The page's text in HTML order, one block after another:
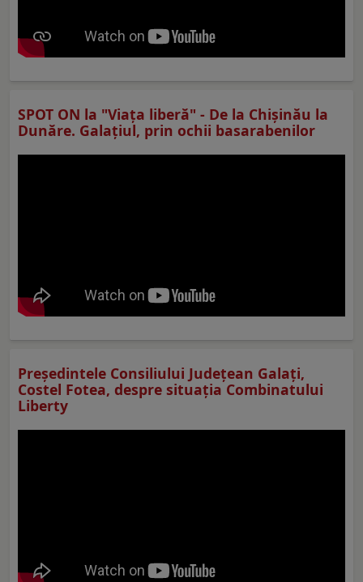
SPOT ON la "Viaţa liberă" - De la Chișinău la
Dunăre. Galațiul, prin ochii basarabenilor
Preşedintele Consiliului Judeţean Galaţi,
Costel Fotea, despre situaţia Combinatului
Liberty